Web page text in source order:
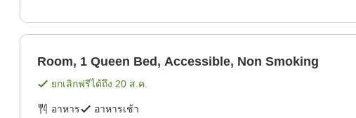
Room, 1 Queen Bed, Accessible, Non Smoking
ยกเลิกฟรีได้ถึง 20 ส.ค.
อาหาร อาหารเช้า